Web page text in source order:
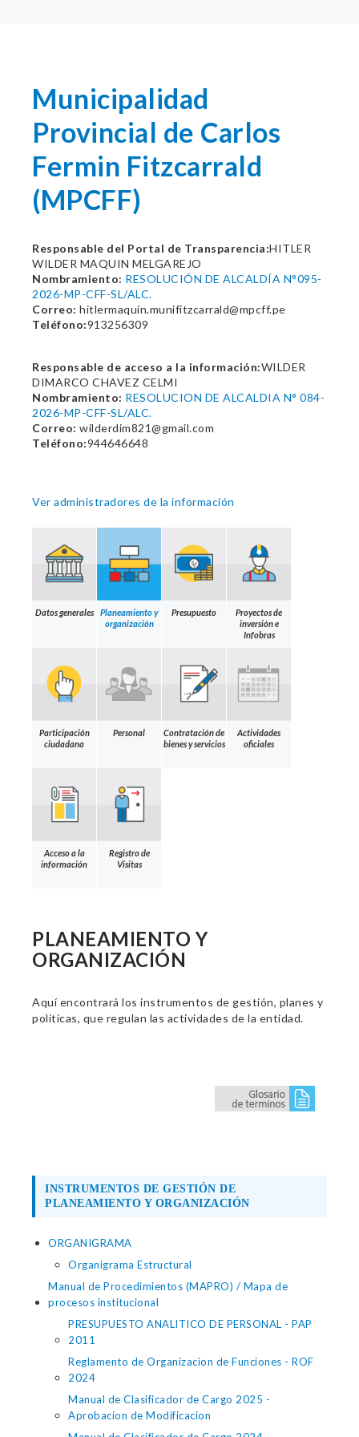
Municipalidad
Provincial de Carlos
Fermin Fitzcarrald
(MPCFF)
Responsable del Portal de Transparencia:HITLER
WILDER MAQUIN MELGAREJO
Nombramiento: RESOLUCIÓN DE ALCALDÍA N°095-
2026-MP-CFF-SL/ALC.
Correo: hitlermaquin.munifitzcarrald@mpcff.pe
Teléfono:913256309
Responsable de acceso a la información:WILDER
DIMARCO CHAVEZ CELMI
Nombramiento: RESOLUCION DE ALCALDIA N° 084-
2026-MP-CFF-SL/ALC.
Correo: wilderdim821@gmail.com
Teléfono:944646648
Ver administradores de la información
Datos generales
Planeamiento y
organización
Presupuesto
Proyectos de
inversión e
Infobras
Participación
ciudadana
Personal
Contratación de
bienes y servicios
Actividades
oficiales
Acceso a la
información
Registro de
Visitas
PLANEAMIENTO Y
ORGANIZACIÓN
Aquí encontrará los instrumentos de gestión, planes y
políticas, que regulan las actividades de la entidad.
INSTRUMENTOS DE GESTIÓN DE
PLANEAMIENTO Y ORGANIZACIÓN
ORGANIGRAMA
Organigrama Estructural
Manual de Procedimientos (MAPRO) / Mapa de
procesos institucional
PRESUPUESTO ANALITICO DE PERSONAL - PAP
2011
Reglamento de Organizacion de Funciones - ROF
2024
Manual de Clasificador de Cargo 2025 -
Aprobacion de Modificacion